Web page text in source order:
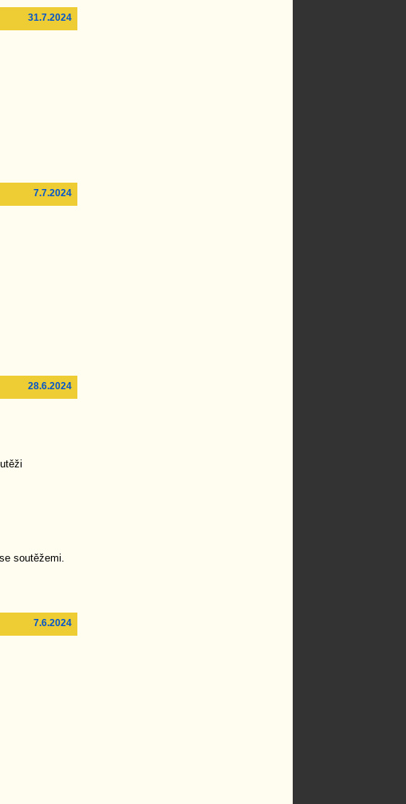
31.7.2024
7.7.2024
28.6.2024
soutěžemi.
7.6.2024